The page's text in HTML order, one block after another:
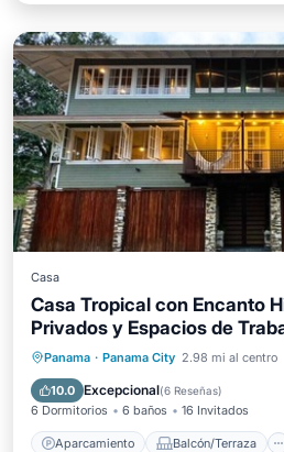
Casa
Casa Tropical con Encanto
Privados y Espacios de
Panama · Panama City 2.98 mi al centro
10.0 Excepcional(6 Reseñas)
6 Dormitorios 6 baños 16 Invitados
Aparcamiento Balcón/Terraza
Aparcamiento
Balcón/
Cocina
Aire